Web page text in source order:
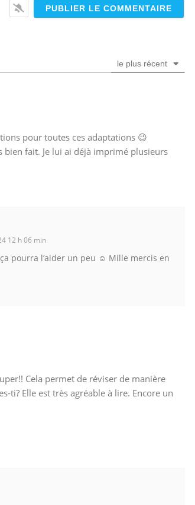
le plus récent
pour toutes ces adaptations 😉
fait. Je lui ai déjà imprimé plusieurs
12 h 06 min
pourra l’aider un peu ☺️ Mille mercis en
Cela permet de réviser de manière
ti? Elle est très agréable à lire. Encore un